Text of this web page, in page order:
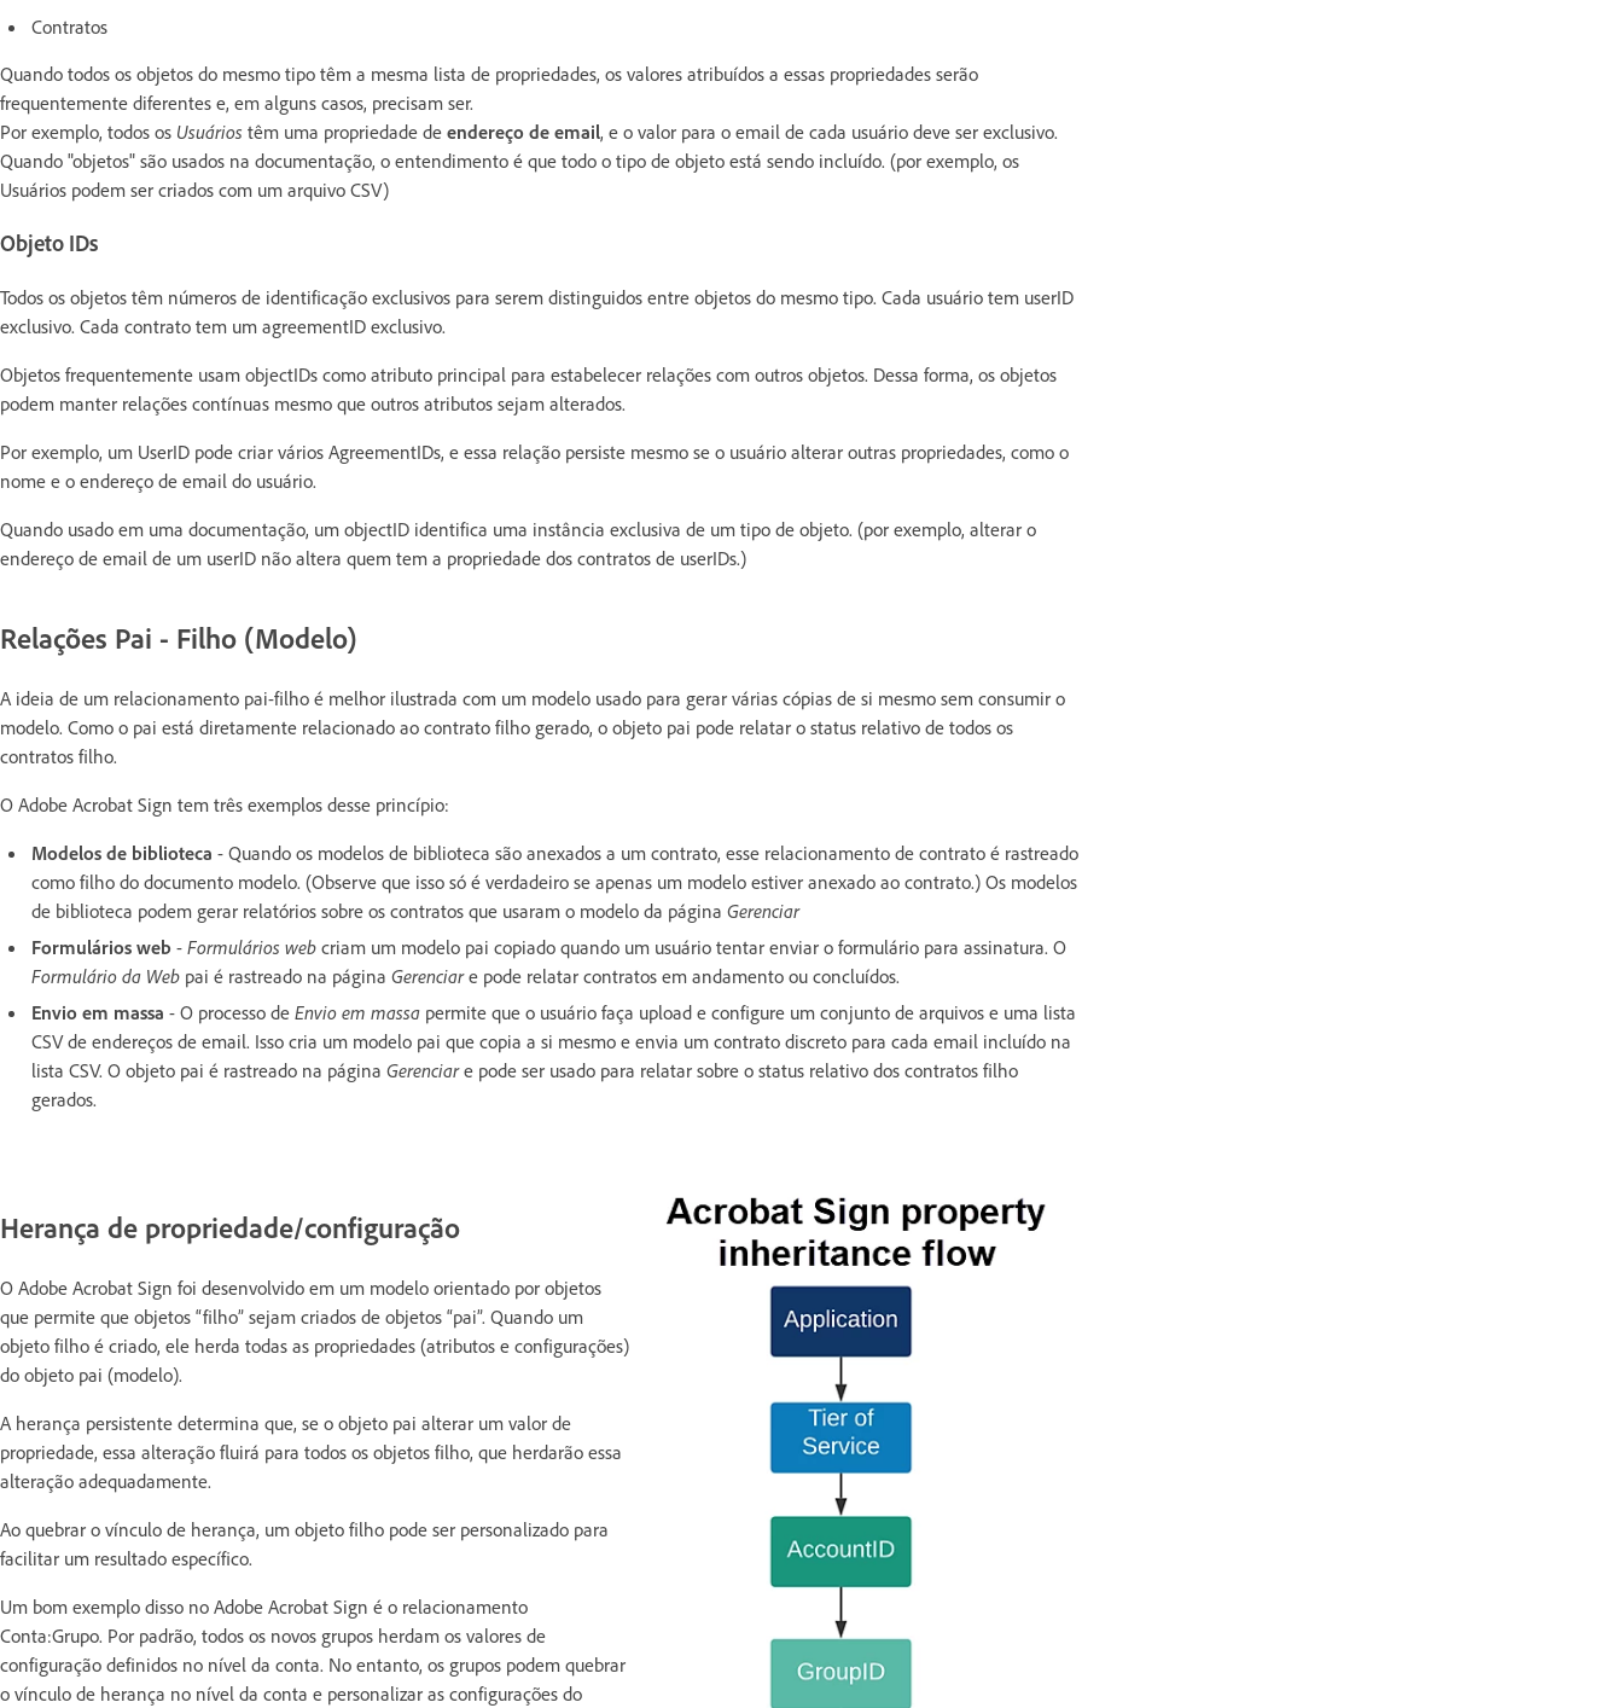
Contratos
Quando todos os objetos do mesmo tipo têm a mesma lista de propriedades, os valores atribuídos a essas propriedades serão
frequentemente diferentes e, em alguns casos, precisam ser.
Por exemplo, todos os Usuários têm uma propriedade de endereço de email, e o valor para o email de cada usuário deve ser exclusivo.
Quando "objetos" são usados na documentação, o entendimento é que todo o tipo de objeto está sendo incluído. (por exemplo, os
Usuários podem ser criados com um arquivo CSV)
Objeto IDs
Todos os objetos têm números de identificação exclusivos para serem distinguidos entre objetos do mesmo tipo. Cada usuário tem userID
exclusivo. Cada contrato tem um agreementID exclusivo.
Objetos frequentemente usam objectIDs como atributo principal para estabelecer relações com outros objetos. Dessa forma, os objetos
podem manter relações contínuas mesmo que outros atributos sejam alterados.
Por exemplo, um UserID pode criar vários AgreementIDs, e essa relação persiste mesmo se o usuário alterar outras propriedades, como o
nome e o endereço de email do usuário.
Quando usado em uma documentação, um objectID identifica uma instância exclusiva de um tipo de objeto. (por exemplo, alterar o
endereço de email de um userID não altera quem tem a propriedade dos contratos de userIDs.)
Relações Pai - Filho (Modelo)
A ideia de um relacionamento pai-filho é melhor ilustrada com um modelo usado para gerar várias cópias de si mesmo sem consumir o
modelo. Como o pai está diretamente relacionado ao contrato filho gerado, o objeto pai pode relatar o status relativo de todos os
contratos filho.
O Adobe Acrobat Sign tem três exemplos desse princípio:
Modelos de biblioteca - Quando os modelos de biblioteca são anexados a um contrato, esse relacionamento de contrato é rastreado
como filho do documento modelo. (Observe que isso só é verdadeiro se apenas um modelo estiver anexado ao contrato.) Os modelos
de biblioteca podem gerar relatórios sobre os contratos que usaram o modelo da página Gerenciar
Formulários web - Formulários web criam um modelo pai copiado quando um usuário tentar enviar o formulário para assinatura. O
Formulário da Web pai é rastreado na página Gerenciare pode relatar contratos em andamento ou concluídos.
Envio em massa - O processo de Envio em massa permite que o usuário faça upload e configure um conjunto de arquivos e uma lista
CSV de endereços de email. Isso cria um modelo pai que copia a si mesmo e envia um contrato discreto para cada email incluído na
lista CSV. O objeto pai é rastreado na página Gerenciare pode ser usado para relatar sobre o status relativo dos contratos filho
gerados.
Herança de propriedade/configuração
O Adobe Acrobat Sign foi desenvolvido em um modelo orientado por objetos
que permite que objetos “filho” sejam criados de objetos “pai”. Quando um
objeto filho é criado, ele herda todas as propriedades (atributos e configurações)
do objeto pai (modelo).
A herança persistente determina que, se o objeto pai alterar um valor de
propriedade, essa alteração fluirá para todos os objetos filho, que herdarão essa
alteração adequadamente.
Ao quebrar o vínculo de herança, um objeto filho pode ser personalizado para
facilitar um resultado específico.
Um bom exemplo disso no Adobe Acrobat Sign é o relacionamento
Conta:Grupo. Por padrão, todos os novos grupos herdam os valores de
configuração definidos no nível da conta. No entanto, os grupos podem quebrar
o vínculo de herança no nível da conta e personalizar as configurações do